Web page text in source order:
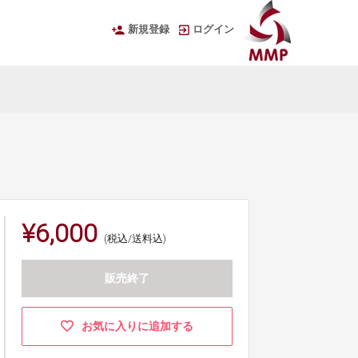
新規登録 ログイン
¥6,000 (税込/送料込)
販売終了
お気に入りに追加する